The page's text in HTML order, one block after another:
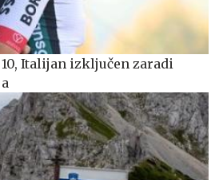
Italijan izključen zaradi